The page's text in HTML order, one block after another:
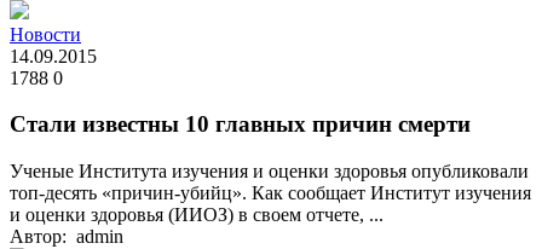
Новости
14.09.2015
1788 0
Стали известны 10 главных причин смерти
Ученые Института изучения и оценки здоровья опубликовали
топ-десять «причин-убийц». Как сообщает Институт изучения
и оценки здоровья (ИИОЗ) в своем отчете, ...
Автор: admin